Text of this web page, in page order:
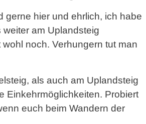
gerne hier und ehrlich, ich habe
am Uplandsteig
noch. Verhungern tut man
als auch am Uplandsteig
Einkehrmöglichkeiten. Probiert
euch beim Wandern der